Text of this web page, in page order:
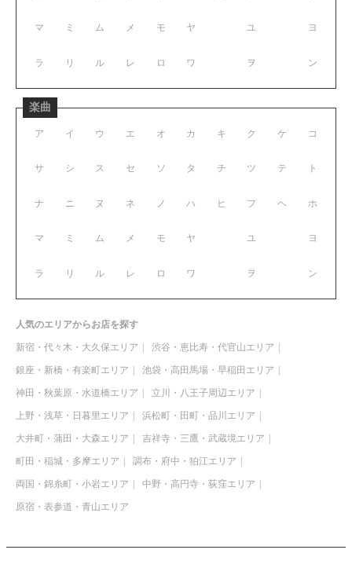
マ ミ ム メ モ
ラ リ ル レ ロ
ヤ ユ ヨ
ワ ヲ ン
楽曲
ア イ ウ エ オ
サ シ ス セ ソ
ナ ニ ヌ ネ ノ
マ ミ ム メ モ
ラ リ ル レ ロ
カ キ ク ケ コ
タ チ ツ テ ト
ハ ヒ フ ヘ ホ
ヤ ユ ヨ
ワ ヲ ン
人気のエリアからお店を探す
新宿・代々木・大久保エリア 渋谷・恵比寿・代官山エリア
銀座・新橋・有楽町エリア 池袋・高田馬場・早稲田エリア
神田・秋葉原・水道橋エリア 立川・八王子周辺エリア
上野・浅草・日暮里エリア 浜松町・田町・品川エリア
大井町・蒲田・大森エリア 吉祥寺・三鷹・武蔵境エリア
町田・稲城・多摩エリア 調布・府中・狛江エリア
両国・錦糸町・小岩エリア 中野・高円寺・荻窪エリア
原宿・表参道・青山エリア